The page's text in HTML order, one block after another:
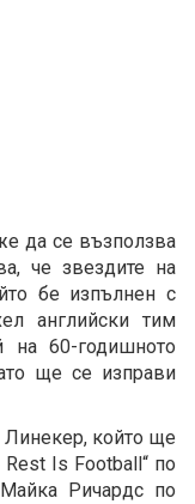
да се възползва
че звездите на
бе изпълнен с
английски тим
на 60-годишното
ще се изправи
Линекер, който ще
Is Football“ по
Ричардс по